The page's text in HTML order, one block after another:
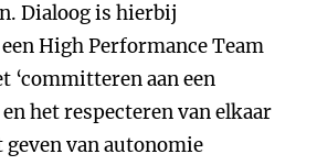
Dialoog is hierbij
High Performance Team
‘committeren aan een
het respecteren van elkaar
geven van autonomie